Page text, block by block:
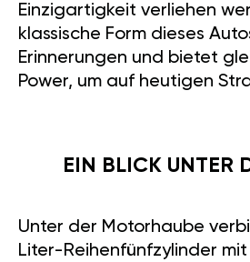
Einzigartigkeit verliehen
klassische Form dieses
Erinnerungen und bietet
Power, um auf heutigen
EIN BLICK UNTER
Unter der Motorhaube
Liter-Reihenfünfzylinder mit